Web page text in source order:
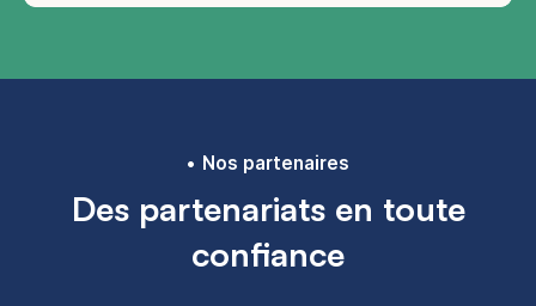
Nos partenaires
Des partenariats en toute
confiance